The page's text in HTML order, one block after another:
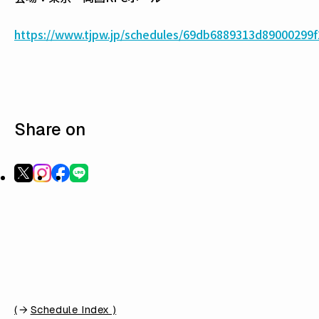
https://www.tjpw.jp/schedules/
Share on
( Schedule Index )